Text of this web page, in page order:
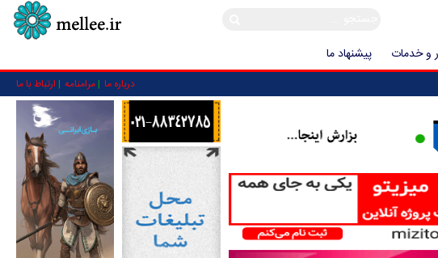
و خدمات پیشنهاد ما
درباره ما مرامنامه ارتباط با ما